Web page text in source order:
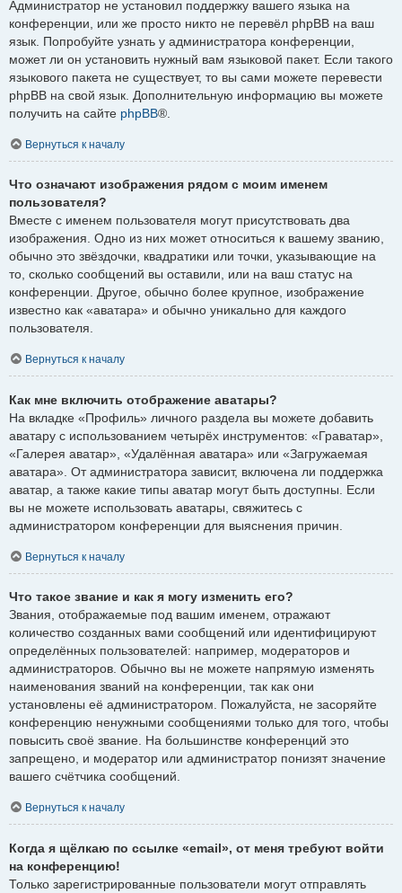
Администратор не установил поддержку вашего языка на
конференции, или же просто никто не перевёл phpBB на ваш
язык. Попробуйте узнать у администратора конференции,
может ли он установить нужный вам языковой пакет. Если такого
языкового пакета не существует, то вы сами можете перевести
phpBB на свой язык. Дополнительную информацию вы можете
получить на сайте phpBB®.
Вернуться к началу
Что означают изображения рядом с моим именем
пользователя?
Вместе с именем пользователя могут присутствовать два
изображения. Одно из них может относиться к вашему званию,
обычно это звёздочки, квадратики или точки, указывающие на
то, сколько сообщений вы оставили, или на ваш статус на
конференции. Другое, обычно более крупное, изображение
известно как «аватара» и обычно уникально для каждого
пользователя.
Вернуться к началу
Как мне включить отображение аватары?
На вкладке «Профиль» личного раздела вы можете добавить
аватару с использованием четырёх инструментов: «Граватар»,
«Галерея аватар», «Удалённая аватара» или «Загружаемая
аватара». От администратора зависит, включена ли поддержка
аватар, а также какие типы аватар могут быть доступны. Если
вы не можете использовать аватары, свяжитесь с
администратором конференции для выяснения причин.
Вернуться к началу
Что такое звание и как я могу изменить его?
Звания, отображаемые под вашим именем, отражают
количество созданных вами сообщений или идентифицируют
определённых пользователей: например, модераторов и
администраторов. Обычно вы не можете напрямую изменять
наименования званий на конференции, так как они
установлены её администратором. Пожалуйста, не засоряйте
конференцию ненужными сообщениями только для того, чтобы
повысить своё звание. На большинстве конференций это
запрещено, и модератор или администратор понизят значение
вашего счётчика сообщений.
Вернуться к началу
Когда я щёлкаю по ссылке «email», от меня требуют войти
на конференцию!
Только зарегистрированные пользователи могут отправлять